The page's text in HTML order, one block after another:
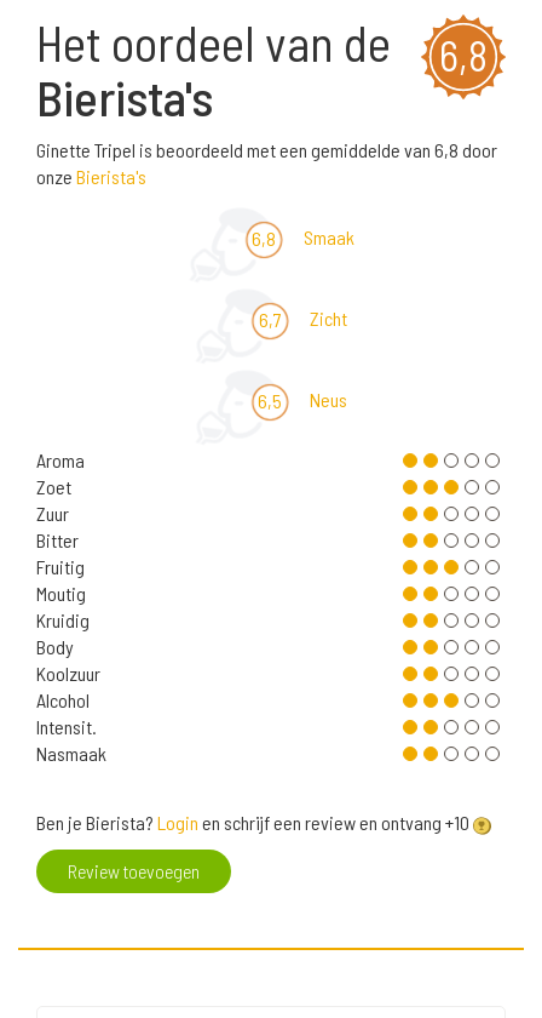
6,8
Het oordeel van de
Bierista's
Ginette Tripel is beoordeeld met een gemiddelde van 6,8 door
onze Bierista's
6,8 Smaak
6,7 Zicht
6,5 Neus
Aroma
Zoet
Zuur
Bitter
Fruitig
Moutig
Kruidig
Body
Koolzuur
Alcohol
Intensit.
Nasmaak
Ben je Bierista? Login en schrijf een review en ontvang +10
Review toevoegen